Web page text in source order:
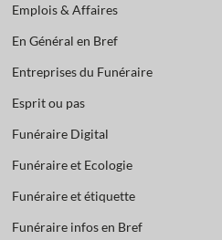
Emplois & Affaires
En Général en Bref
Entreprises du Funéraire
Esprit ou pas
Funéraire Digital
Funéraire et Ecologie
Funéraire et étiquette
Funéraire infos en Bref